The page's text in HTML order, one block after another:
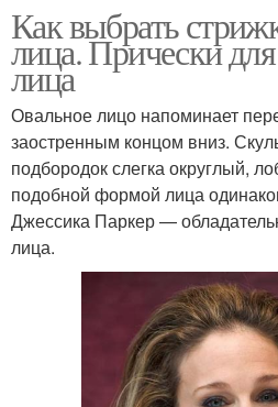
Как выбрать
лица. Прически
лица
Овальное лицо напоминает
заостренным концом вниз.
подбородок слегка округлый,
подобной формой лица
Джессика Паркер —
лица.